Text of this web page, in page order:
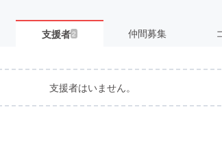
支援者2 仲間募集
支援者はいません。